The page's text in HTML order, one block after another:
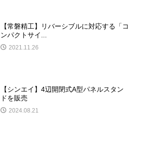
【常磐精工】リバーシブルに対応する「コ
ンパクトサイ...
2021.11.26
【シンエイ】4辺開閉式A型パネルスタン
ドを販売
2024.08.21